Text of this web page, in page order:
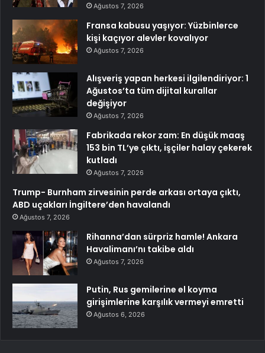
Ağustos 7, 2026
Fransa kabusu yaşıyor: Yüzbinlerce
kişi kaçıyor alevler kovalıyor
Ağustos 7, 2026
Alışveriş yapan herkesi ilgilendiriyor: 1
Ağustos’ta tüm dijital kurallar
değişiyor
Ağustos 7, 2026
Fabrikada rekor zam: En düşük maaş
153 bin TL’ye çıktı, işçiler halay çekerek
kutladı
Ağustos 7, 2026
Trump- Burnham zirvesinin perde arkası ortaya çıktı,
ABD uçakları İngiltere’den havalandı
Ağustos 7, 2026
Rihanna’dan sürpriz hamle! Ankara
Havalimanı’nı takibe aldı
Ağustos 7, 2026
Putin, Rus gemilerine el koyma
girişimlerine karşılık vermeyi emretti
Ağustos 6, 2026